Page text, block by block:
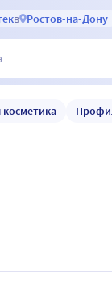
в Ростов-на-Дону
косметика